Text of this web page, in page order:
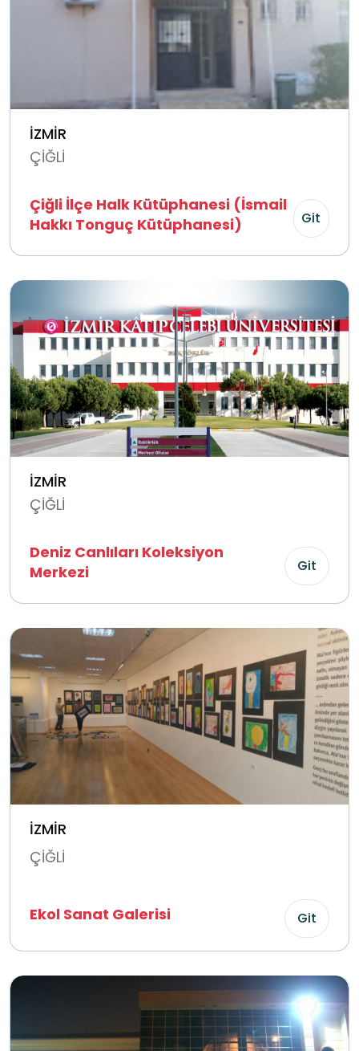
İZMİR
ÇİĞLİ
Çiğli İlçe Halk Kütüphanesi (İsmail
Hakkı Tonguç Kütüphanesi)
Git
İZMİR
ÇİĞLİ
Deniz Canlıları Koleksiyon
Merkezi
Git
İZMİR
ÇİĞLİ
Ekol Sanat Galerisi Git